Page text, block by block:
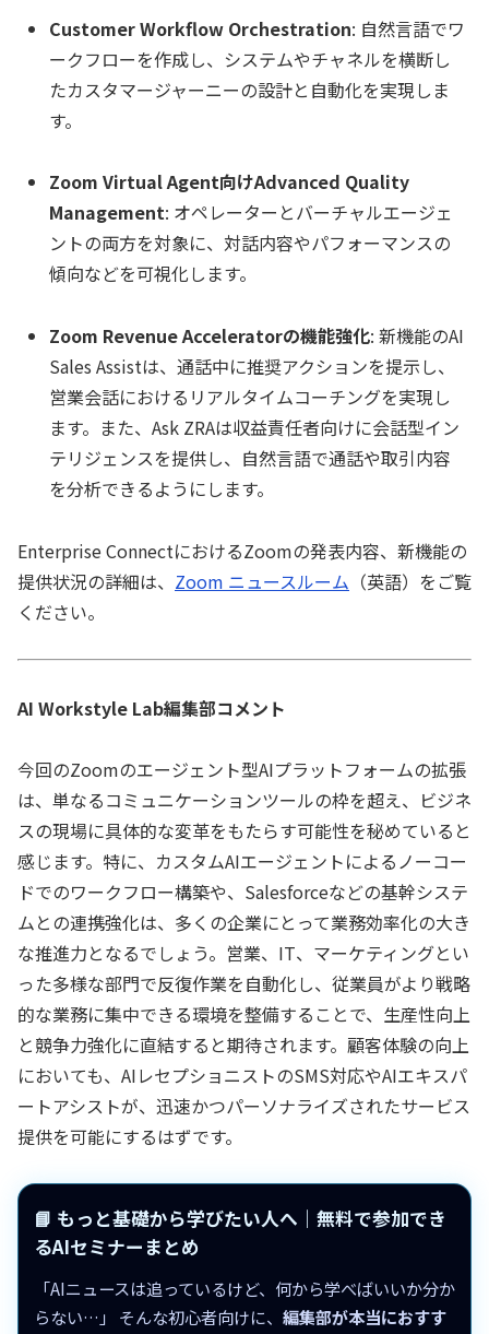
Customer Workflow Orchestration: 自然言語でワ
ークフローを作成し、システムやチャネルを横断し
たカスタマージャーニーの設計と自動化を実現しま
す。
Zoom Virtual Agent向けAdvanced Quality
Management: オペレーターとバーチャルエージェ
ントの両方を対象に、対話内容やパフォーマンスの
傾向などを可視化します。
Zoom Revenue Acceleratorの機能強化: 新機能のAI
Sales Assistは、通話中に推奨アクションを提示し、
営業会話におけるリアルタイムコーチングを実現し
ます。また、Ask ZRAは収益責任者向けに会話型イン
テリジェンスを提供し、自然言語で通話や取引内容
を分析できるようにします。
Enterprise ConnectにおけるZoomの発表内容、新機能の
提供状況の詳細は、 Zoom ニュースルーム （英語）をご覧
ください。
AI Workstyle Lab編集部コメント
今回のZoomのエージェント型AIプラットフォームの拡張
は、単なるコミュニケーションツールの枠を超え、ビジネ
スの現場に具体的な変革をもたらす可能性を秘めていると
感じます。特に、カスタムAIエージェントによるノーコー
ドでのワークフロー構築や、Salesforceなどの基幹システ
ムとの連携強化は、多くの企業にとって業務効率化の大き
な推進力となるでしょう。営業、IT、マーケティングとい
った多様な部門で反復作業を自動化し、従業員がより戦略
的な業務に集中できる環境を整備することで、生産性向上
と競争力強化に直結すると期待されます。顧客体験の向上
においても、AIレセプショニストのSMS対応やAIエキスパ
ートアシストが、迅速かつパーソナライズされたサービス
提供を可能にするはずです。
📘 もっと基礎から学びたい人へ｜無料で参加でき
るAIセミナーまとめ
「AIニュースは追っているけど、何から学べばいいか分か
らない…」 そんな初心者向けに、 編集部が本当におすす